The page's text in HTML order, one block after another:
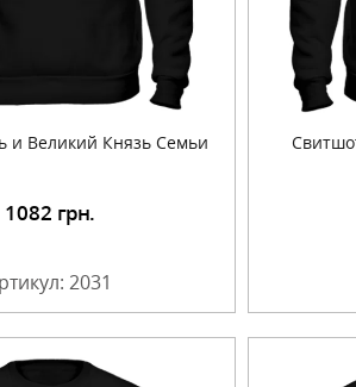
и Великий Князь Семьи
1082 грн.
2031
Подробнее